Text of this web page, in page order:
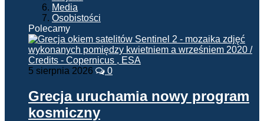
Media
Osobistości
Polecamy
5 sierpnia 2026 0
Grecja uruchamia nowy program
kosmiczny